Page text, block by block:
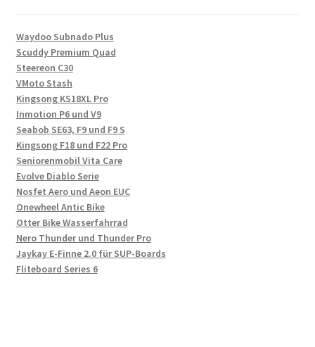
Waydoo Subnado Plus
Scuddy Premium Quad
Steereon C30
VMoto Stash
Kingsong KS18XL Pro
Inmotion P6 und V9
Seabob SE63, F9 und F9 S
Kingsong F18 und F22 Pro
Seniorenmobil Vita Care
Evolve Diablo Serie
Nosfet Aero und Aeon EUC
Onewheel Antic Bike
Otter Bike Wasserfahrrad
Nero Thunder und Thunder Pro
Jaykay E-Finne 2.0 für SUP-Boards
Fliteboard Series 6